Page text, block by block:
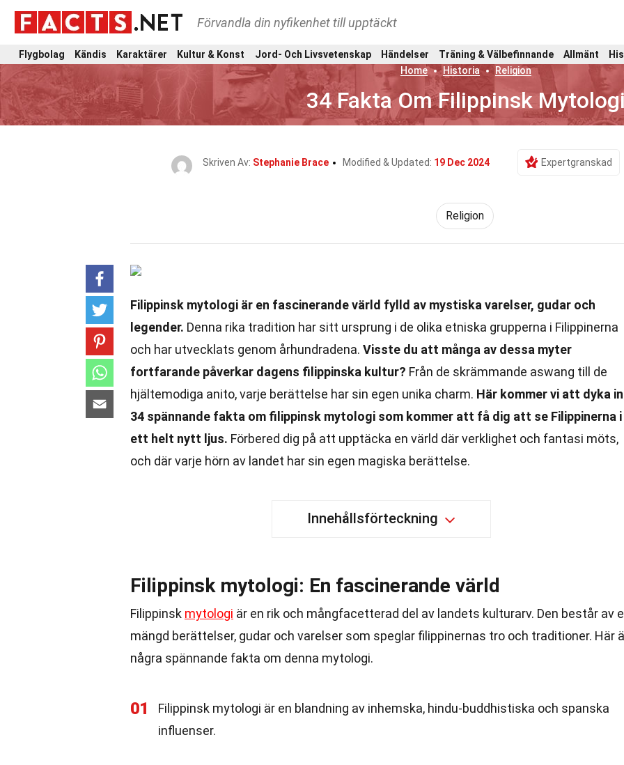
Förvandla din nyfikenhet till upptäckt
Flygbolag Kändis Karaktärer Kultur & Konst Jord- Och Livsvetenskap Händelser Träning & Välbefinnande Allmänt
Home
Historia Religion
34 Fakta Om Filippinsk
Skriven Av: Stephanie Brace Modified & Updated: 19 Dec 2024 Expertgranskad
Religion
Filippinsk mytologi är en fascinerande värld fylld av mystiska varelser, gudar och
legender. Denna rika tradition har sitt ursprung i de olika etniska grupperna i Filippinerna
och har utvecklats genom århundradena. Visste du att många av dessa myter
fortfarande påverkar dagens filippinska kultur? Från de skrämmande aswang till de
hjältemodiga anito, varje berättelse har sin egen unika charm. Här kommer vi att dyka
34 spännande fakta om filippinsk mytologi som kommer att få dig att se Filippinerna i
ett helt nytt ljus. Förbered dig på att upptäcka en värld där verklighet och fantasi möts,
och där varje hörn av landet har sin egen magiska berättelse.
Innehållsförteckning
Filippinsk mytologi: En fascinerande värld
Filippinsk mytologi är en rik och mångfacetterad del av landets kulturarv. Den består av
mängd berättelser, gudar och varelser som speglar filippinernas tro och traditioner. Här
några spännande fakta om denna mytologi.
01
Filippinsk mytologi är en blandning av inhemska, hindu-buddhistiska och spanska
influenser.